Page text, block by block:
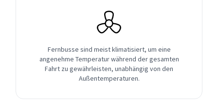
Fernbusse sind meist klimatisiert, um eine
angenehme Temperatur während der gesamten
Fahrt zu gewährleisten, unabhängig von den
Außentemperaturen.